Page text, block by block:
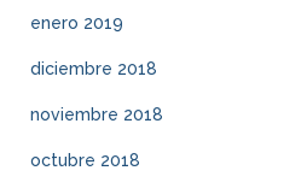
enero 2019
diciembre 2018
noviembre 2018
octubre 2018